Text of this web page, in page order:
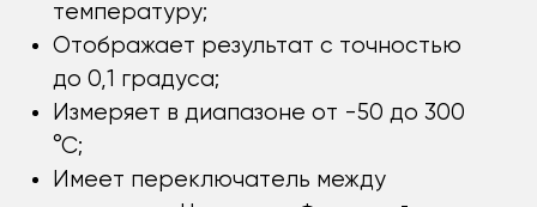
температуру;
Отображает результат с точностью
до 0,1 градуса;
Измеряет в диапазоне от -50 до 300
°С;
Имеет переключатель между